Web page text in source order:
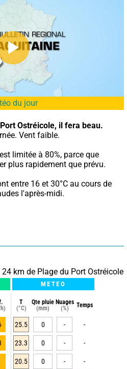
du jour
Ostréicole, il fera beau.
Vent faible.
limitée à 80%, parce que
plus rapidement que prévu.
entre 16 et 30°C au cours de
l'après-midi.
km de Plage du Port Ostréicole
METEO
T
(°C)
Qte pluie
(mm)
Nuages
(%)
Temps
25.5 0 - -
23.3 0 - -
20.5 0 - -